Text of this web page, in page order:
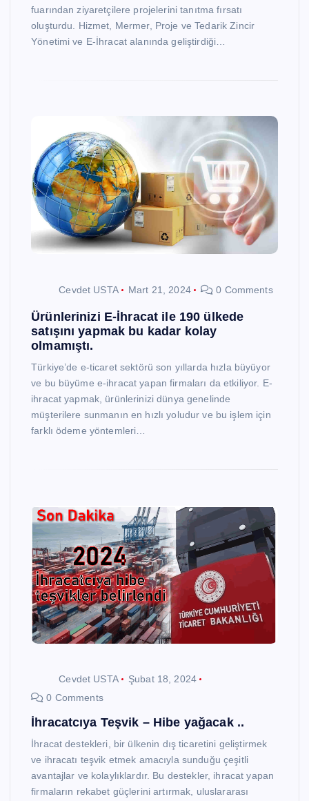
fuarından ziyaretçilere projelerini tanıtma fırsatı
oluşturdu. Hizmet, Mermer, Proje ve Tedarik Zincir
Yönetimi ve E-İhracat alanında geliştirdiği…
Cevdet USTA Mart 21, 2024 0 Comments
Ürünlerinizi E-İhracat ile 190 ülkede
satışını yapmak bu kadar kolay
olmamıştı.
Türkiye’de e-ticaret sektörü son yıllarda hızla büyüyor
ve bu büyüme e-ihracat yapan firmaları da etkiliyor. E-
ihracat yapmak, ürünlerinizi dünya genelinde
müşterilere sunmanın en hızlı yoludur ve bu işlem için
farklı ödeme yöntemleri…
Cevdet USTA
Şubat 18, 2024
0 Comments
İhracatcıya Teşvik – Hibe yağacak ..
İhracat destekleri, bir ülkenin dış ticaretini geliştirmek
ve ihracatı teşvik etmek amacıyla sunduğu çeşitli
avantajlar ve kolaylıklardır. Bu destekler, ihracat yapan
firmaların rekabet güçlerini artırmak, uluslararası